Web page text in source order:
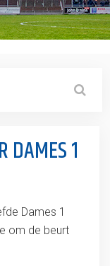
DAMES 1
Dames 1
om de beurt